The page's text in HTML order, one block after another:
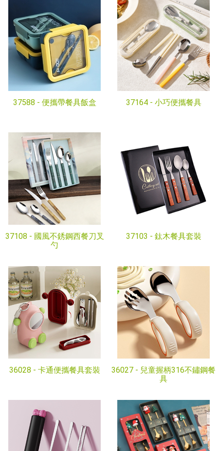
37588 - 便攜帶餐具飯盒 37164 - 小巧便攜餐具
37108 - 國風不銹鋼西餐刀叉
勺
37103 - 鈦木餐具套裝
36028 - 卡通便攜餐具套裝 36027 - 兒童握柄316不鏽鋼餐
具